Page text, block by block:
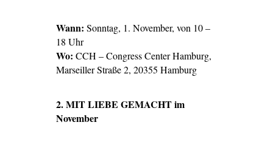
Wann: Sonntag, 1. November, von 10 –
18 Uhr
Wo: CCH – Congress Center Hamburg,
Marseiller Straße 2, 20355 Hamburg
2. MIT LIEBE GEMACHT im
November